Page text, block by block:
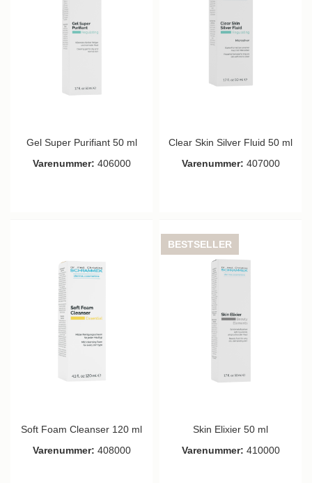
Gel Super Purifiant 50 ml
Varenummer: 406000
Clear Skin Silver Fluid 50 ml
Varenummer: 407000
Soft Foam Cleanser 120 ml
Varenummer: 408000
BESTSELLER
Skin Elixier 50 ml
Varenummer: 410000